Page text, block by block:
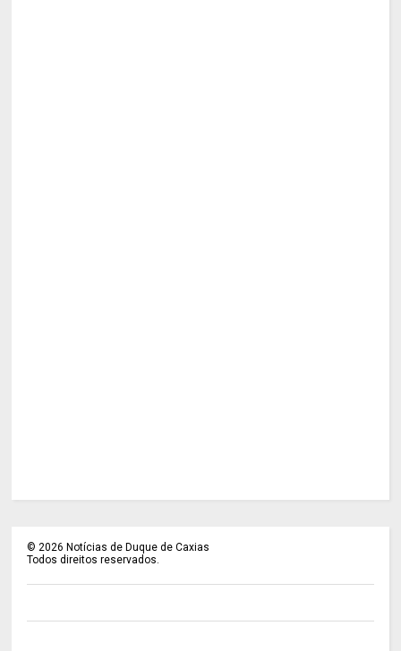
©2026 Notícias de Duque de Caxias
Todos direitos reservados.